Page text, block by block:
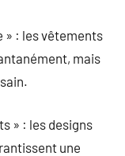
» : les vêtements
mais
» : les designs
une